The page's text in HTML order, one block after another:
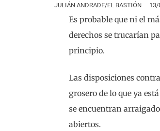
JULIÁN ANDRADE/EL BASTIÓN 13/
Es probable que ni el
derechos se trucarían
principio.
Las disposiciones
grosero de lo que ya
se encuentran
abiertos.